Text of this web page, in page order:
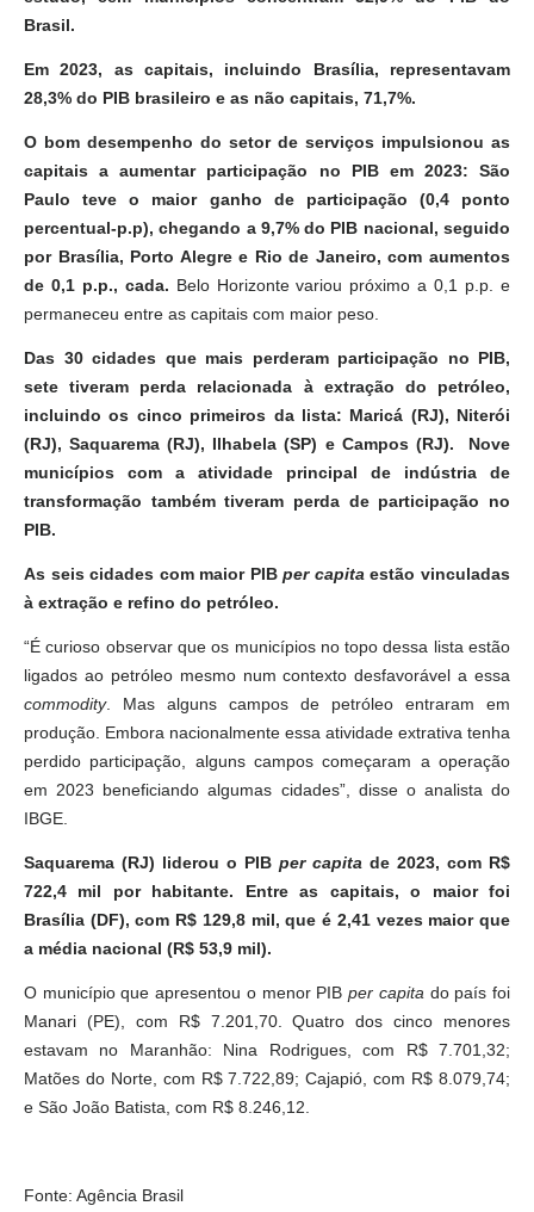
Brasil.
Em 2023, as capitais, incluindo Brasília, representavam
28,3% do PIB brasileiro e as não capitais, 71,7%.
O bom desempenho do setor de serviços impulsionou as
capitais a aumentar participação no PIB em 2023: São
Paulo teve o maior ganho de participação (0,4 ponto
percentual-p.p), chegando a 9,7% do PIB nacional, seguido
por Brasília, Porto Alegre e Rio de Janeiro, com aumentos
de 0,1 p.p., cada. Belo Horizonte variou próximo a 0,1 p.p. e
permaneceu entre as capitais com maior peso.
Das 30 cidades que mais perderam participação no PIB,
sete tiveram perda relacionada à extração do petróleo,
incluindo os cinco primeiros da lista: Maricá (RJ), Niterói
(RJ), Saquarema (RJ), Ilhabela (SP) e Campos (RJ). Nove
municípios com a atividade principal de indústria de
transformação também tiveram perda de participação no
PIB.
As seis cidades com maior PIBper capitaestão vinculadas
à extração e refino do petróleo.
“É curioso observar que os municípios no topo dessa lista estão
ligados ao petróleo mesmo num contexto desfavorável a essa
commodity. Mas alguns campos de petróleo entraram em
produção. Embora nacionalmente essa atividade extrativa tenha
perdido participação, alguns campos começaram a operação
em 2023 beneficiando algumas cidades”, disse o analista do
IBGE.
Saquarema (RJ) liderou o PIB per capita de 2023, com R$
722,4 mil por habitante. Entre as capitais, o maior foi
Brasília (DF), com R$ 129,8 mil, que é 2,41 vezes maior que
a média nacional (R$ 53,9 mil).
O município que apresentou o menor PIBper capitado país foi
Manari (PE), com R$ 7.201,70. Quatro dos cinco menores
estavam no Maranhão: Nina Rodrigues, com R$ 7.701,32;
Matões do Norte, com R$ 7.722,89; Cajapió, com R$ 8.079,74;
e São João Batista, com R$ 8.246,12.
Fonte: Agência Brasil